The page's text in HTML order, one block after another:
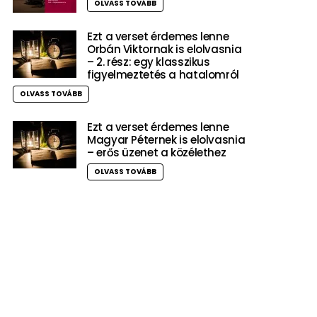
OLVASS TOVÁBB
Ezt a verset érdemes lenne
Orbán Viktornak is elolvasnia
– 2. rész: egy klasszikus
figyelmeztetés a hatalomról
OLVASS TOVÁBB
Ezt a verset érdemes lenne
Magyar Péternek is elolvasnia
– erős üzenet a közélethez
OLVASS TOVÁBB